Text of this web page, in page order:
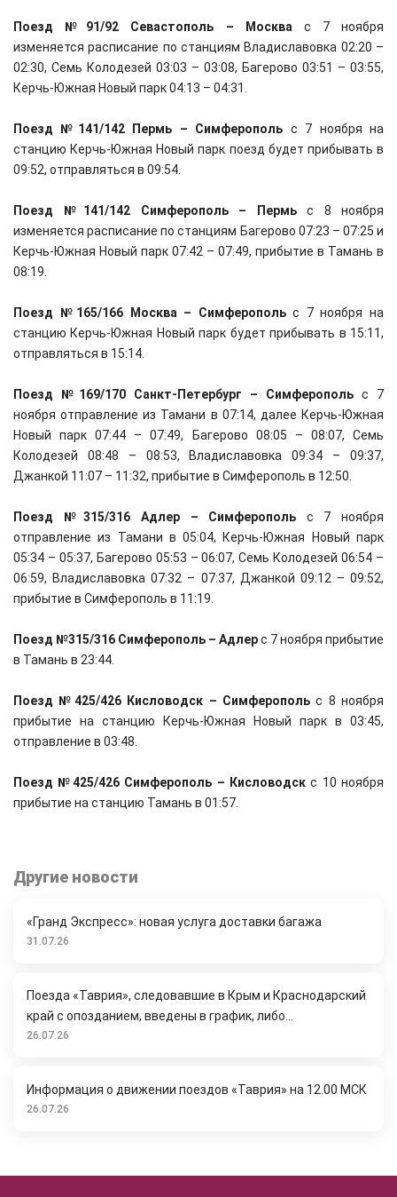
Поезд №91/92 Севастополь – Москва с 7 ноября
изменяется расписание по станциям Владиславовка 02:20 –
02:30, Семь Колодезей 03:03 – 03:08, Багерово 03:51 – 03:55,
Керчь-Южная Новый парк 04:13 – 04:31.
Поезд №141/142 Пермь – Симферополь с 7 ноября на
станцию Керчь-Южная Новый парк поезд будет прибывать в
09:52, отправляться в 09:54.
Поезд №141/142 Симферополь – Пермьс 8 ноября
изменяется расписание по станциям Багерово 07:23 – 07:25 и
Керчь-Южная Новый парк 07:42 – 07:49, прибытие в Тамань в
08:19.
Поезд №165/166 Москва – Симферопольс 7 ноября на
станцию Керчь-Южная Новый парк будет прибывать в 15:11,
отправляться в 15:14.
Поезд №169/170 Санкт-Петербург – Симферополь с 7
ноября отправление из Тамани в 07:14, далее Керчь-Южная
Новый парк 07:44 – 07:49, Багерово 08:05 – 08:07, Семь
Колодезей 08:48 – 08:53, Владиславовка 09:34 – 09:37,
Джанкой 11:07 – 11:32, прибытие в Симферополь в 12:50.
Поезд №315/316 Адлер – Симферополь с 7 ноября
отправление из Тамани в 05:04, Керчь-Южная Новый парк
05:34 – 05:37, Багерово 05:53 – 06:07, Семь Колодезей 06:54 –
06:59, Владиславовка 07:32 – 07:37, Джанкой 09:12 – 09:52,
прибытие в Симферополь в 11:19.
Поезд №315/316 Симферополь – Адлерс 7 ноября прибытие
в Тамань в 23:44.
Поезд №425/426 Кисловодск – Симферопольс 8 ноября
прибытие на станцию Керчь-Южная Новый парк в 03:45,
отправление в 03:48.
Поезд №425/426 Симферополь – Кисловодскс 10 ноября
прибытие на станцию Тамань в 01:57.
Другие новости
«Гранд Экспресс»: новая услуга доставки багажа
31.07.26
Поезда «Таврия», следовавшие в Крым и Краснодарский
край с опозданием, введены в график, либо...
26.07.26
Информация о движении поездов «Таврия» на 12.00 МСК
26.07.26